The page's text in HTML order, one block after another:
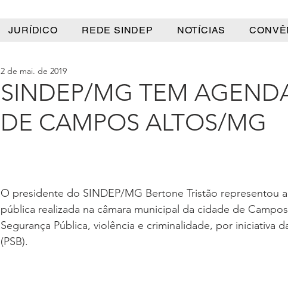
JURÍDICO REDE SINDEP NOTÍCIAS
SINDEP/MG TEM
DE CAMPOS ALTOS/MG
2 de mai. de 2019
O presidente do SINDEP/MG Bertone Tristão representou
pública realizada na câmara municipal da cidade de
Segurança Pública, violência e criminalidade, por iniciativa
(PSB).